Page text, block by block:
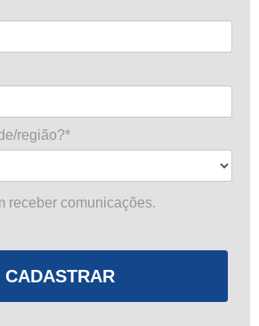
região?*
receber comunicações.
CADASTRAR